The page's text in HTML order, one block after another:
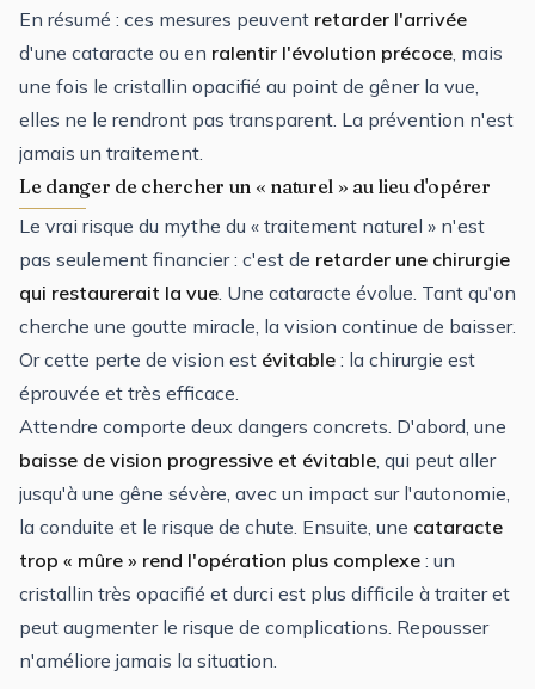
En résumé : ces mesures peuvent retarder l'arrivée
d'une cataracte ou en ralentir l'évolution précoce, mais
une fois le cristallin opacifié au point de gêner la vue,
elles ne le rendront pas transparent. La prévention n'est
jamais un traitement.
Le danger de chercher un « naturel » au lieu d'opérer
Le vrai risque du mythe du « traitement naturel » n'est
pas seulement financier : c'est de retarder une chirurgie
qui restaurerait la vue. Une cataracte évolue. Tant qu'on
cherche une goutte miracle, la vision continue de baisser.
Or cette perte de vision est évitable : la chirurgie est
éprouvée et très efficace.
Attendre comporte deux dangers concrets. D'abord, une
baisse de vision progressive et évitable, qui peut aller
jusqu'à une gêne sévère, avec un impact sur l'autonomie,
la conduite et le risque de chute. Ensuite, une cataracte
trop « mûre » rend l'opération plus complexe : un
cristallin très opacifié et durci est plus difficile à traiter et
peut augmenter le risque de complications. Repousser
n'améliore jamais la situation.